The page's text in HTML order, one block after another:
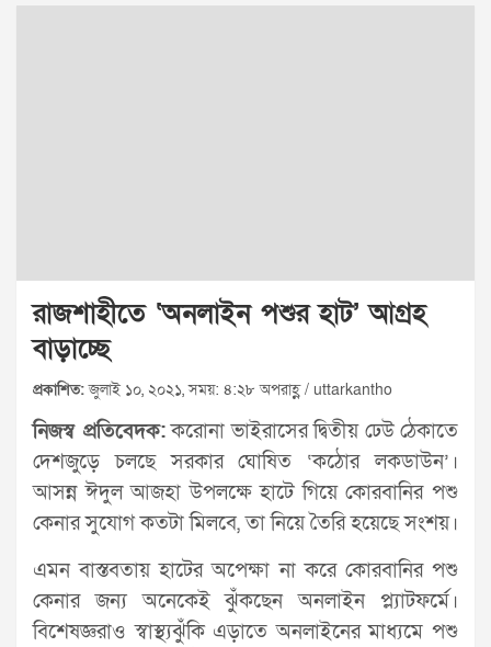
রাজশাহীতে ‘অনলাইন পশুর হাট’ আগ্রহ
বাড়াচ্ছে
প্রকাশিত:জুলাই ১০, ২০২১, সময়: ৪:২৮ অপরাহ্ণ / uttarkantho
নিজস্ব প্রতিবেদক:করোনা ভাইরাসের দ্বিতীয় ঢেউ ঠেকাতে
দেশজুড়ে চলছে সরকার ঘোষিত ‘কঠোর লকডাউন’।
আসন্ন ঈদুল আজহা উপলক্ষে হাটে গিয়ে কোরবানির পশু
কেনার সুযোগ কতটা মিলবে, তা নিয়ে তৈরি হয়েছে সংশয়।
এমন বাস্তবতায় হাটের অপেক্ষা না করে কোরবানির পশু
কেনার জন্য অনেকেই ঝুঁকছেন অনলাইন প্ল্যাটফর্মে।
বিশেষজ্ঞরাও স্বাস্থ্যঝুঁকি এড়াতে অনলাইনের মাধ্যমে পশু